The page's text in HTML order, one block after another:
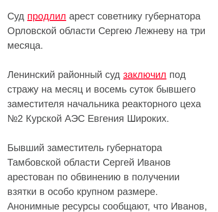
Суд продлил арест советнику губернатора
Орловской области Сергею Лежневу на три
месяца.
Ленинский районный суд заключил под
стражу на месяц и восемь суток бывшего
заместителя начальника реакторного цеха
№2 Курской АЭС Евгения Широких.
Бывший заместитель губернатора
Тамбовской области Сергей Иванов
арестован по обвинению в получении
взятки в особо крупном размере.
Анонимные ресурсы сообщают, что Иванов,